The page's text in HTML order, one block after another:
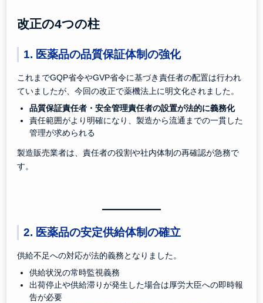
改正の4つの柱
1. 医薬品の品質保証体制の強化
これまでGQP省令やGVP省令に基づき責任者の配置は行われ
ていましたが、今回の改正で薬機法上に明文化されました。
品質保証責任者・安全管理責任者の設置が法的に義務化
責任範囲がより明確になり、製造から流通までの一貫した
管理が求められる
製造販売業者は、責任者の役割や社内体制の再確認が急務で
す。
2. 医薬品の安定供給体制の確立
供給不足への対応が法的義務となりました。
供給状況の常時監視義務
出荷停止や供給滞りが発生した場合は厚労大臣への即時報
告が必要